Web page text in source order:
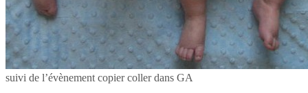
suivi de l’évènement copier coller dans GA